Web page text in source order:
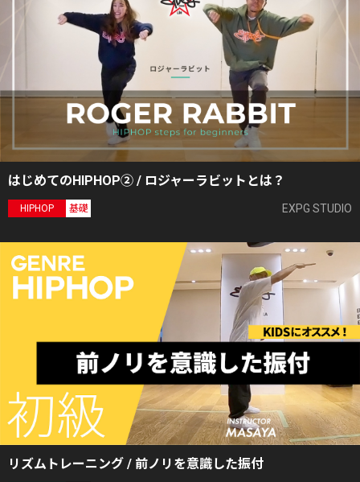
はじめてのHIPHOP② / ロジャーラビットとは？
HIPHOP 基礎 EXPG STUDIO
リズムトレーニング / 前ノリを意識した振付